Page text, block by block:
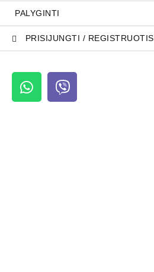
PALYGINTI
PRISIJUNGTI / REGISTRUOTIS